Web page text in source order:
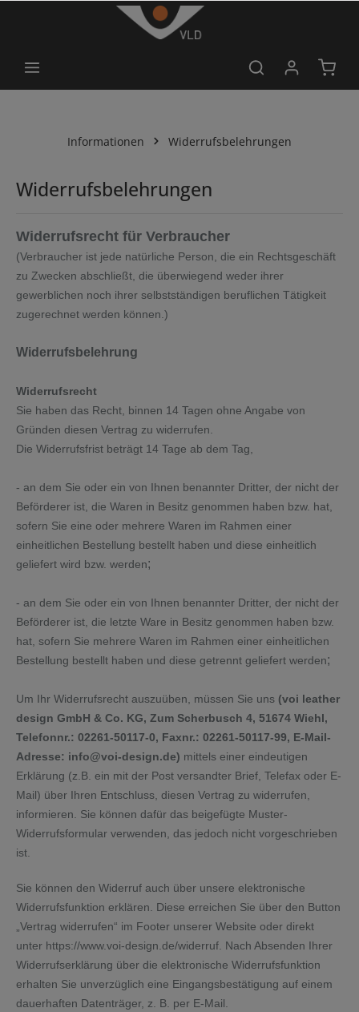
Informationen Widerrufsbelehrungen
Widerrufsbelehrungen
Widerrufsrecht für Verbraucher
(Verbraucher ist jede natürliche Person, die ein Rechtsgeschäft
zu Zwecken abschließt, die überwiegend weder ihrer
gewerblichen noch ihrer selbstständigen beruflichen Tätigkeit
zugerechnet werden können.)
Widerrufsbelehrung
Widerrufsrecht
Sie haben das Recht, binnen 14 Tagen ohne Angabe von
Gründen diesen Vertrag zu widerrufen.
Die Widerrufsfrist beträgt 14 Tage ab dem Tag,
- an dem Sie oder ein von Ihnen benannter Dritter, der nicht der
Beförderer ist, die Waren in Besitz genommen haben bzw. hat,
sofern Sie eine oder mehrere Waren im Rahmen einer
einheitlichen Bestellung bestellt haben und diese einheitlich
geliefert wird bzw. werden;
- an dem Sie oder ein von Ihnen benannter Dritter, der nicht der
Beförderer ist, die letzte Ware in Besitz genommen haben bzw.
hat, sofern Sie mehrere Waren im Rahmen einer einheitlichen
Bestellung bestellt haben und diese getrennt geliefert werden;
Um Ihr Widerrufsrecht auszuüben, müssen Sie uns (voi leather
design GmbH & Co. KG, Zum Scherbusch 4, 51674 Wiehl,
Telefonnr.: 02261-50117-0, Faxnr.: 02261-50117-99, E-Mail-
Adresse: info@voi-design.de) mittels einer eindeutigen
Erklärung (z.B. ein mit der Post versandter Brief, Telefax oder E-
Mail) über Ihren Entschluss, diesen Vertrag zu widerrufen,
informieren. Sie können dafür das beigefügte Muster-
Widerrufsformular verwenden, das jedoch nicht vorgeschrieben
ist.
Sie können den Widerruf auch über unsere elektronische
Widerrufsfunktion erklären. Diese erreichen Sie über den Button
„Vertrag widerrufen“ im Footer unserer Website oder direkt
unter https://www.voi-design.de/widerruf. Nach Absenden Ihrer
Widerrufserklärung über die elektronische Widerrufsfunktion
erhalten Sie unverzüglich eine Eingangsbestätigung auf einem
dauerhaften Datenträger, z. B. per E-Mail.